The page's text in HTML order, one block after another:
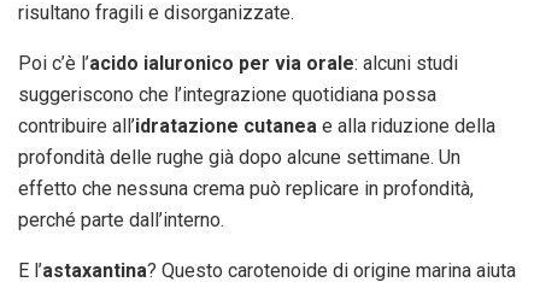
risultano fragili e disorganizzate.
Poi c’è l’acido ialuronico per via orale: alcuni studi
suggeriscono che l’integrazione quotidiana possa
contribuire all’idratazione cutanea e alla riduzione della
profondità delle rughe già dopo alcune settimane. Un
effetto che nessuna crema può replicare in profondità,
perché parte dall’interno.
E l’astaxantina? Questo carotenoide di origine marina aiuta